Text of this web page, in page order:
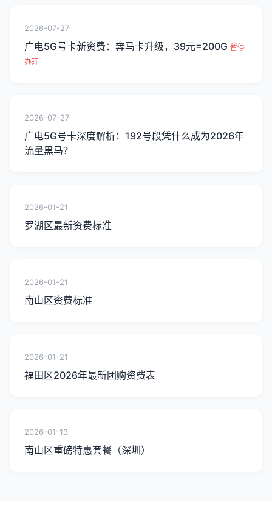
2026-07-27
广电5G号卡新资费：奔马卡升级，39元=200G 暂停
办理
2026-07-27
广电5G号卡深度解析：192号段凭什么成为2026年
流量黑马？
2026-01-21
罗湖区最新资费标准
2026-01-21
南山区资费标准
2026-01-21
福田区2026年最新团购资费表
2026-01-13
南山区重磅特惠套餐（深圳）